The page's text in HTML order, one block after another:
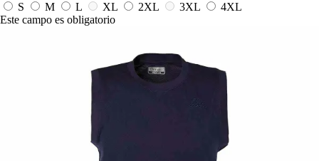
S
M L XL 2XL 3XL
4XL
Este campo es obligatorio